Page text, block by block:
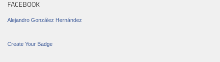
FACEBOOK
Alejandro González Hernández
Create Your Badge